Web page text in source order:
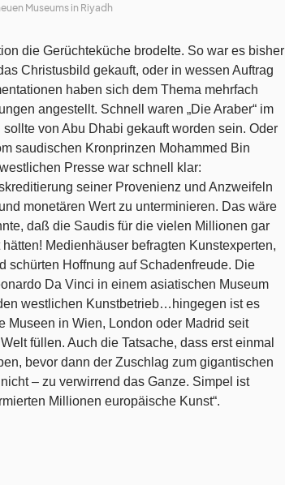
Museums in Riyadh
die Gerüchteküche brodelte. So war es bisher
Christusbild gekauft, oder in wessen Auftrag
haben sich dem Thema mehrfach
angestellt. Schnell waren „Die Araber“ im
von Abu Dhabi gekauft worden sein. Oder
saudischen Kronprinzen Mohammed Bin
Presse war schnell klar:
seiner Provenienz und Anzweifeln
monetären Wert zu unterminieren. Das wäre
daß die Saudis für die vielen Millionen gar
Medienhäuser befragten Kunstexperten,
schürten Hoffnung auf Schadenfreude. Die
Da Vinci in einem asiatischen Museum
westlichen Kunstbetrieb…hingegen ist es
Museen in Wien, London oder Madrid seit
füllen. Auch die Tatsache, dass erst einmal
bevor dann der Zuschlag zum gigantischen
– zu verwirrend das Ganze. Simpel ist
Millionen europäische Kunst“.